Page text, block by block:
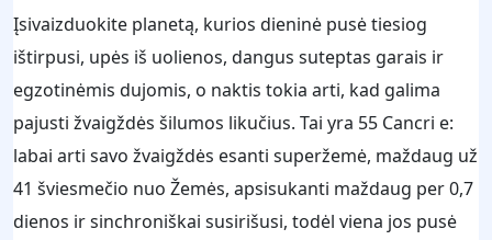
Įsivaizduokite planetą, kurios dieninė pusė tiesiog
ištirpusi, upės iš uolienos, dangus suteptas garais ir
egzotinėmis dujomis, o naktis tokia arti, kad galima
pajusti žvaigždės šilumos likučius. Tai yra 55 Cancri e:
labai arti savo žvaigždės esanti superžemė, maždaug už
41 šviesmečio nuo Žemės, apsisukanti maždaug per 0,7
dienos ir sinchroniškai susirišusi, todėl viena jos pusė